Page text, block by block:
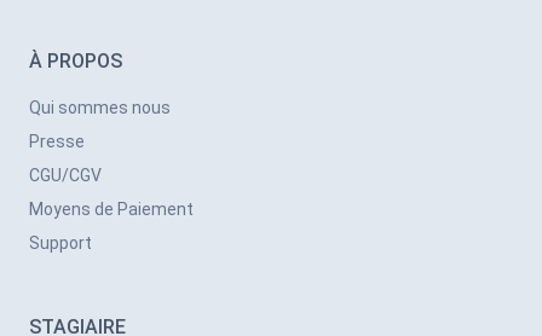
À PROPOS
Qui sommes nous
Presse
CGU/CGV
Moyens de Paiement
Support
STAGIAIRE